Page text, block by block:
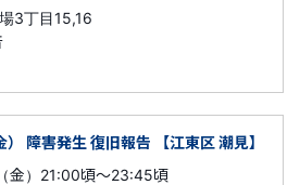
3丁目15,16
障害発生 復旧報告 【江東区 潮見】
金）21:00頃～23:45頃